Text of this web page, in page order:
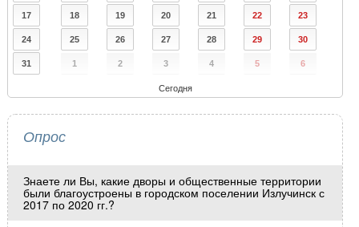
17 18 19 20 21 22 23
24 25 26 27 28 29 30
31 1 2 3 4 5 6
Сегодня
Опрос
Знаете ли Вы, какие дворы и общественные территории
были благоустроены в городском поселении Излучинск с
2017 по 2020 гг.?